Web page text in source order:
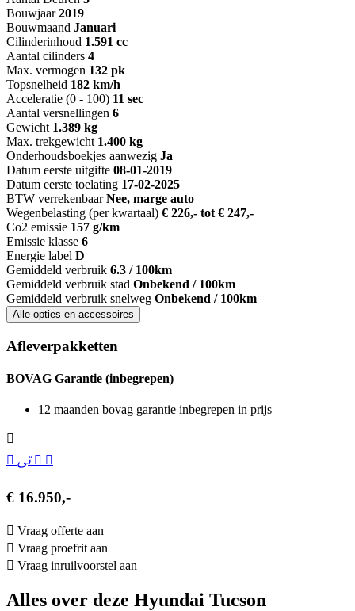
Bouwjaar 2019
Bouwmaand Januari
Cilinderinhoud 1.591 cc
Aantal cilinders 4
Max. vermogen 132 pk
Topsnelheid 182 km/h
Acceleratie (0 - 100) 11 sec
Aantal versnellingen 6
Gewicht 1.389 kg
Max. trekgewicht 1.400 kg
Onderhoudsboekjes aanwezig Ja
Datum eerste uitgifte 08-01-2019
Datum eerste toelating 17-02-2025
BTW verrekenbaar Nee, marge auto
Wegenbelasting (per kwartaal) € 226,- tot € 247,-
Co2 emissie 157 g/km
Emissie klasse 6
Energie label D
Gemiddeld verbruik 6.3 / 100km
Gemiddeld verbruik stad Onbekend / 100km
Gemiddeld verbruik snelweg Onbekend / 100km
Alle opties en accessoires
Afleverpakketten
BOVAG Garantie (inbegrepen)
12 maanden bovag garantie inbegrepen in prijs
€ 16.950,-
Vraag offerte aan
Vraag proefrit aan
Vraag inruilvoorstel aan
Alles over deze Hyundai Tucson